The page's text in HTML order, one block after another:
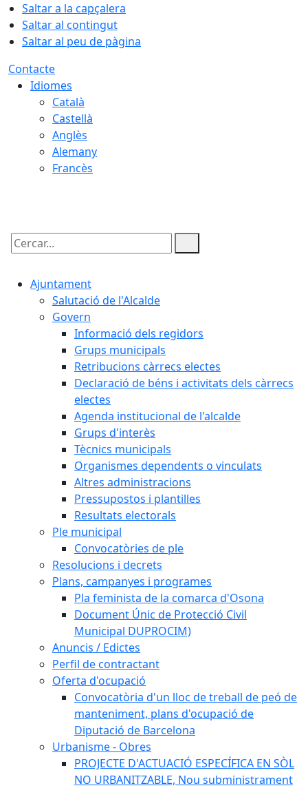
Saltar a la capçalera
Saltar al contingut
Saltar al peu de pàgina
Contacte
Idiomes
Català
Castellà
Anglès
Alemany
Francès
Cercar:
Ajuntament
Salutació de l'Alcalde
Govern
Informació dels regidors
Grups municipals
Retribucions càrrecs electes
Declaració de béns i activitats dels càrrecs
electes
Agenda institucional de l'alcalde
Grups d'interès
Tècnics municipals
Organismes dependents o vinculats
Altres administracions
Pressupostos i plantilles
Resultats electorals
Ple municipal
Convocatòries de ple
Resolucions i decrets
Plans, campanyes i programes
Pla feminista de la comarca d'Osona
Document Únic de Protecció Civil
Municipal DUPROCIM)
Anuncis / Edictes
Perfil de contractant
Oferta d'ocupació
Convocatòria d'un lloc de treball de peó de
manteniment, plans d'ocupació de
Diputació de Barcelona
Urbanisme - Obres
PROJECTE D'ACTUACIÓ ESPECÍFICA EN SÒL
NO URBANITZABLE, Nou subministrament